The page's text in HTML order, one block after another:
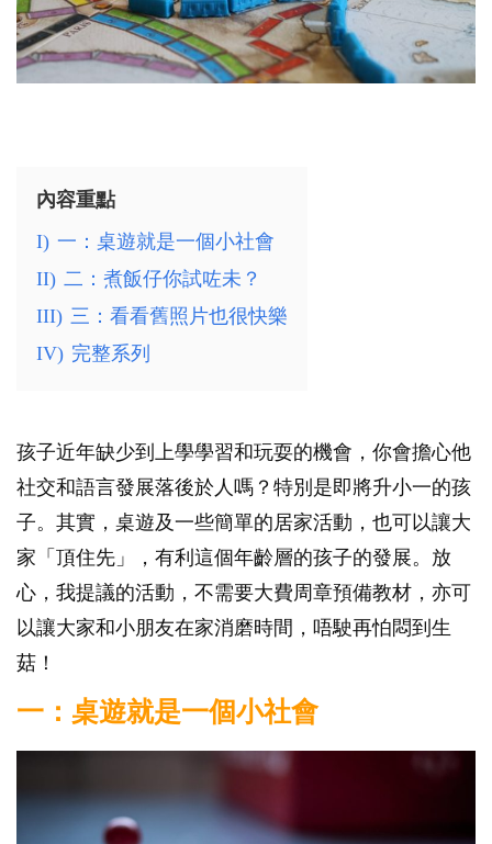
內容重點
I) 一：桌遊就是一個小社會
II) 二：煮飯仔你試咗未？
III) 三：看看舊照片也很快樂
IV) 完整系列
孩子近年缺少到上學學習和玩耍的機會，你會擔心他
社交和語言發展落後於人嗎？特別是即將升小一的孩
子。其實，桌遊及一些簡單的居家活動，也可以讓大
家「頂住先」，有利這個年齡層的孩子的發展。放
心，我提議的活動，不需要大費周章預備教材，亦可
以讓大家和小朋友在家消磨時間，唔駛再怕悶到生
菇！
一：桌遊就是一個小社會